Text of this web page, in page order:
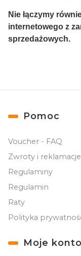
Nie łączymy
internetowego z
sprzedażowych.
Linki w stopce
Pomoc
Voucher - FAQ
Zwroty i reklamacje
Regulaminy
Regulamin
Raty
Polityka
Moje konto